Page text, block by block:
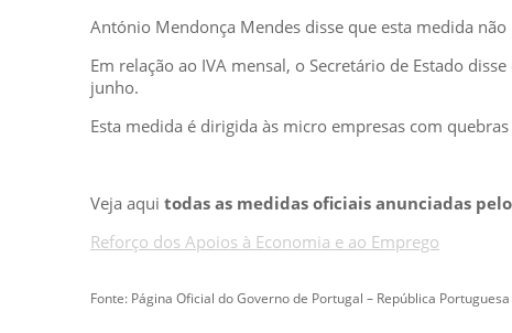
António Mendonça Mendes disse que esta medida
Em relação ao IVA mensal, o Secretário de Estado
junho.
Esta medida é dirigida às micro empresas com
Veja aqui todas as medidas oficiais anunciadas
Reforço dos Apoios à Economia e ao Emprego
Fonte: Página Oficial do Governo de Portugal – República Portuguesa